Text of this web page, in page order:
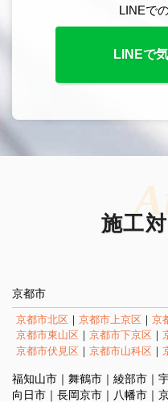
LINEで
LINEで
施工
京都市
京都市北区 京都市上京区 京
京都市東山区
京都市下京区
京都市伏見区
京都市山科区
福知山市 舞鶴市 綾部市
向日市
長岡京市 八幡市